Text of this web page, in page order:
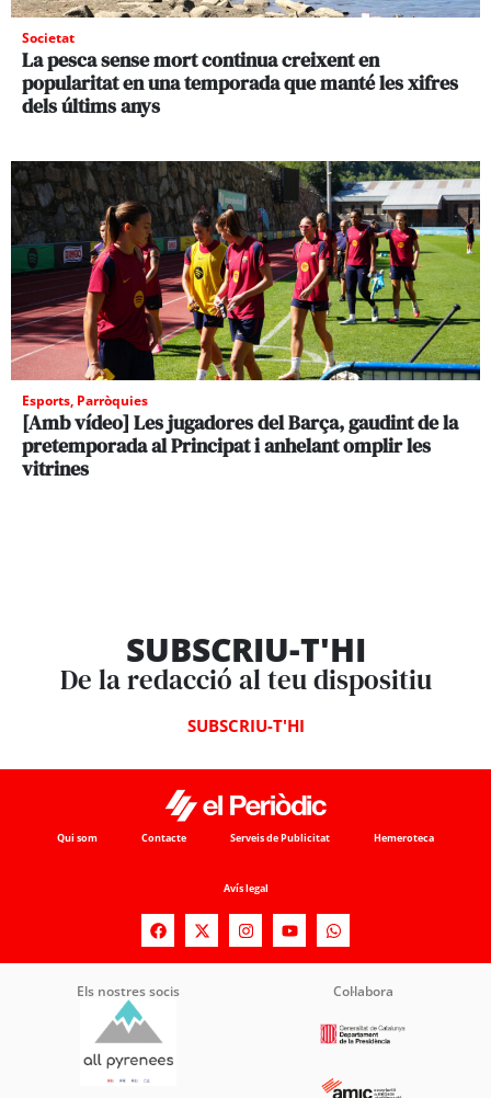
Societat
La pesca sense mort continua creixent en
popularitat en una temporada que manté les xifres
dels últims anys
Esports, Parròquies
[Amb vídeo] Les jugadores del Barça, gaudint de la
pretemporada al Principat i anhelant omplir les
vitrines
SUBSCRIU-T'HI
De la redacció al teu dispositiu
SUBSCRIU-T'HI
Qui som Contacte Serveis de Publicitat Hemeroteca
Avís legal
Els nostres socis Col·labora